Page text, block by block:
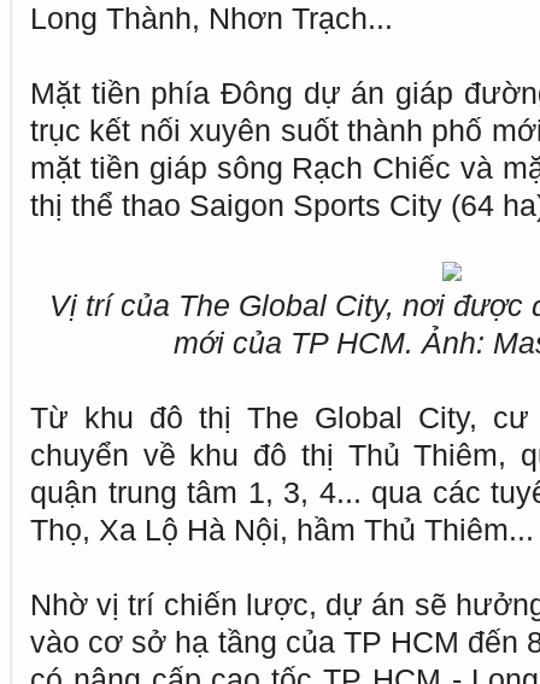
Long Thành, Nhơn Trạch...
Mặt tiền phía Đông dự án giáp
trục kết nối xuyên suốt thành phố
mặt tiền giáp sông Rạch Chiếc và
thị thể thao Saigon Sports City (64
Vị trí của The Global City, nơi được
mới của TP HCM. Ảnh:
Từ khu đô thị The Global City,
chuyển về khu đô thị Thủ Thiêm,
quận trung tâm 1, 3, 4... qua các
Thọ, Xa Lộ Hà Nội, hầm Thủ Thiêm...
Nhờ vị trí chiến lược, dự án sẽ
vào cơ sở hạ tầng của TP HCM đến